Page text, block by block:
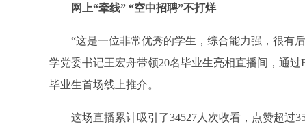
网上“牵线” “空中招聘”不打烊
“这是一位非常优秀的学生，综合能力强，很有
学党委书记王宏舟带领20名毕业生亮相直播间，通
毕业生首场线上推介。
这场直播累计吸引了34527人次收看，点赞超过